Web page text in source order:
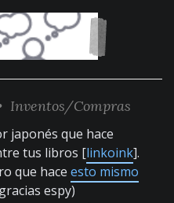
Inventos/Compras
japonés que hace
tus libros [linkoink].
que hace esto mismo
espy)